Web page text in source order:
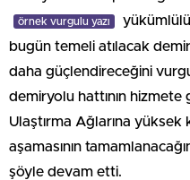
örnek vurgulu yazı
bugün temeli atılacak
daha güçlendireceğini
demiryolu hattının hizmete
Ulaştırma Ağlarına
aşamasının
şöyle devam etti.